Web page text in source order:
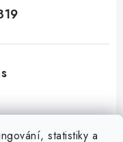
statistiky a